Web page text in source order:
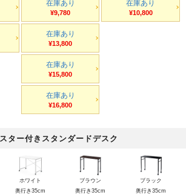
在庫あり
¥9,780
在庫あり
¥10,800
在庫あり
¥13,800
在庫あり
¥15,800
在庫あり
¥16,800
ター付きスタンダードデスク
ホワイト
奥行き35cm
ブラウン
奥行き35cm
ブラック
奥行き35cm